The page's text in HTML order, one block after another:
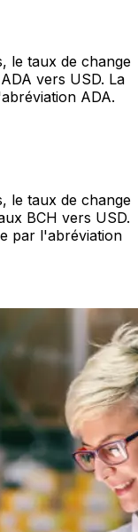
le taux de change
vers USD. La
ADA.
le taux de change
BCH vers USD.
par l'abréviation